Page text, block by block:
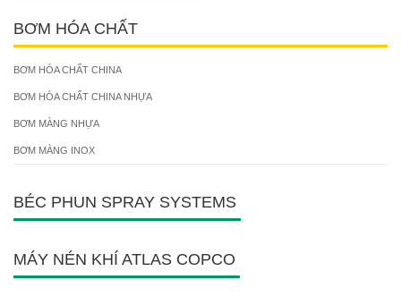
BƠM HÓA CHẤT
BƠM HÓA CHẤT CHINA
BƠM HÓA CHẤT CHINA NHỰA
BƠM MÀNG NHỰA
BƠM MÀNG INOX
BÉC PHUN SPRAY SYSTEMS
MÁY NÉN KHÍ ATLAS COPCO